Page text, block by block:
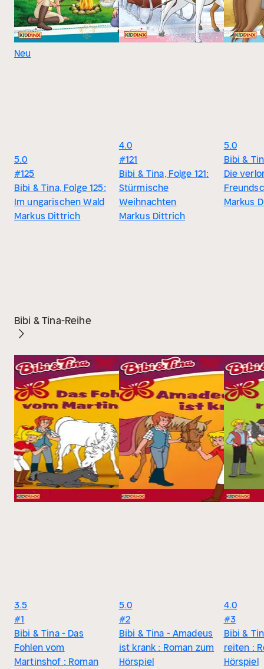
Neu
5.0
#125
Bibi & Tina, Folge 125:
Im ungarischen Wald
Markus Dittrich
4.0
#121
Bibi & Tina, Folge 121:
Stürmische
Weihnachten
Markus Dittrich
5.0
Bibi &
Die
Markus
Bibi & Tina-Reihe
3.5
#1
Bibi & Tina - Das
Fohlen vom
Martinshof : Roman
5.0
#2
Bibi & Tina - Amadeus
ist krank : Roman zum
Hörspiel
4.0
#3
Bibi &
reiten :
Hörspiel